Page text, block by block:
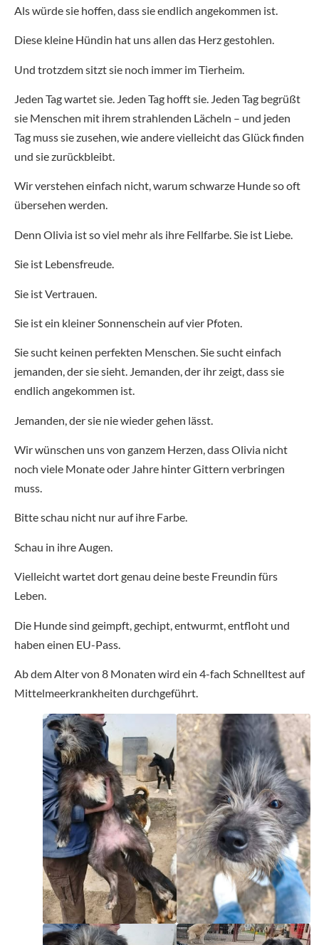
Als würde sie hoffen, dass sie endlich angekommen ist.
Diese kleine Hündin hat uns allen das Herz gestohlen.
Und trotzdem sitzt sie noch immer im Tierheim.
Jeden Tag wartet sie. Jeden Tag hofft sie. Jeden Tag begrüßt
sie Menschen mit ihrem strahlenden Lächeln – und jeden
Tag muss sie zusehen, wie andere vielleicht das Glück finden
und sie zurückbleibt.
Wir verstehen einfach nicht, warum schwarze Hunde so oft
übersehen werden.
Denn Olivia ist so viel mehr als ihre Fellfarbe. Sie ist Liebe.
Sie ist Lebensfreude.
Sie ist Vertrauen.
Sie ist ein kleiner Sonnenschein auf vier Pfoten.
Sie sucht keinen perfekten Menschen. Sie sucht einfach
jemanden, der sie sieht. Jemanden, der ihr zeigt, dass sie
endlich angekommen ist.
Jemanden, der sie nie wieder gehen lässt.
Wir wünschen uns von ganzem Herzen, dass Olivia nicht
noch viele Monate oder Jahre hinter Gittern verbringen
muss.
Bitte schau nicht nur auf ihre Farbe.
Schau in ihre Augen.
Vielleicht wartet dort genau deine beste Freundin fürs
Leben.
Die Hunde sind geimpft, gechipt, entwurmt, entfloht und
haben einen EU-Pass.
Ab dem Alter von 8 Monaten wird ein 4-fach Schnelltest auf
Mittelmeerkrankheiten durchgeführt.